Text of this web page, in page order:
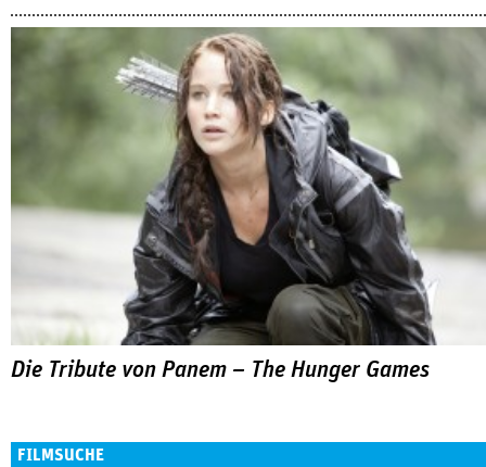
Die Tribute von Panem – The Hunger Games
FILMSUCHE